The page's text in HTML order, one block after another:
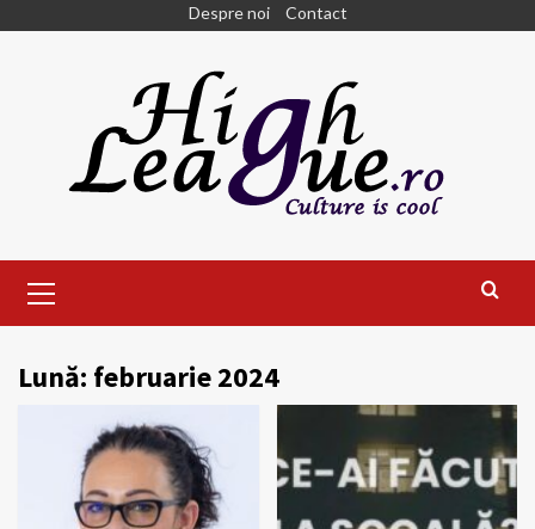
Despre noi Contact
Menu
Lună: februarie 2024